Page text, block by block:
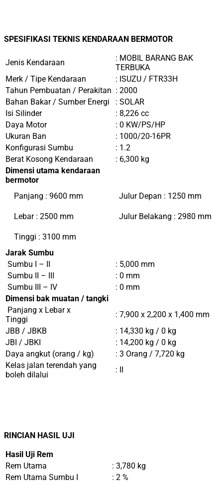
SPESIFIKASI TEKNIS KENDARAAN BERMOTOR
Jenis Kendaraan
: MOBIL BARANG BAK
TERBUKA
Merk / Tipe Kendaraan
: ISUZU / FTR33H
Tahun Pembuatan / Perakitan : 2000
Bahan Bakar / Sumber Energi
: SOLAR
Isi Silinder
: 8,226 cc
Daya Motor
: 0 KW/PS/HP
Ukuran Ban
: 1000/20-16PR
Konfigurasi Sumbu
: 1.2
Berat Kosong Kendaraan
: 6,300 kg
Dimensi utama kendaraan
bermotor
Panjang : 9600 mm
Julur Depan : 1250 mm
Lebar : 2500 mm Julur Belakang : 2980 mm
Tinggi : 3100 mm
Jarak Sumbu
Sumbu I – II
: 5,000 mm
Sumbu II – III
: 0 mm
Sumbu III – IV
: 0 mm
Dimensi bak muatan / tangki
Panjang x Lebar x
Tinggi
: 7,900 x 2,200 x 1,400 mm
JBB / JBKB
: 14,330 kg / 0 kg
JBI / JBKI
: 14,200 kg / 0 kg
Daya angkut (orang / kg)
: 3 Orang / 7,720 kg
Kelas jalan terendah yang
boleh dilalui
: II
RINCIAN HASIL UJI
Hasil Uji Rem
Rem Utama
: 3,780 kg
Rem Utama Sumbu I
: 2 %